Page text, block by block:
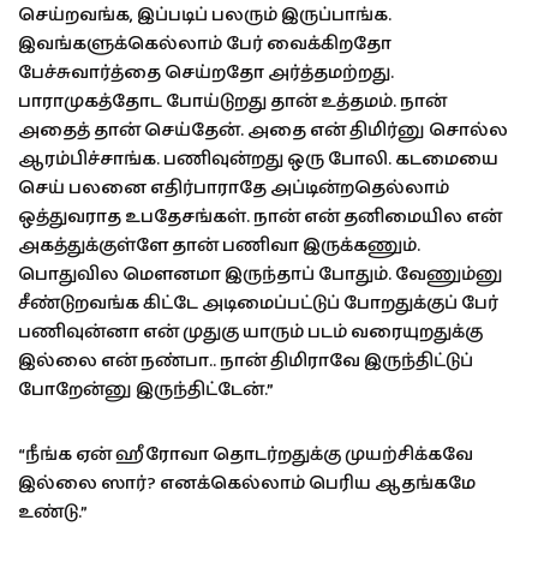
செய்றவங்க, இப்படிப் பலரும் இருப்பாங்க.
இவங்களுக்கெல்லாம் பேர் வைக்கிறதோ
பேச்சுவார்த்தை செய்றதோ அர்த்தமற்றது.
பாராமுகத்தோட போய்டுறது தான் உத்தமம். நான்
அதைத் தான் செய்தேன். அதை என் திமிர்னு சொல்ல
ஆரம்பிச்சாங்க. பணிவுன்றது ஒரு போலி. கடமையை
செய் பலனை எதிர்பாராதே அப்டின்றதெல்லாம்
ஒத்துவராத உபதேசங்கள். நான் என் தனிமையில என்
அகத்துக்குள்ளே தான் பணிவா இருக்கணும்.
பொதுவில மௌனமா இருந்தாப் போதும். வேணும்னு
சீண்டுறவங்க கிட்டே அடிமைப்பட்டுப் போறதுக்குப் பேர்
பணிவுன்னா என் முதுகு யாரும் படம் வரையுறதுக்கு
இல்லை என் நண்பா.. நான் திமிராவே இருந்திட்டுப்
போறேன்னு இருந்திட்டேன்.”
“நீங்க ஏன் ஹீரோவா தொடர்றதுக்கு முயற்சிக்கவே
இல்லை ஸார்? எனக்கெல்லாம் பெரிய ஆதங்கமே
உண்டு.”